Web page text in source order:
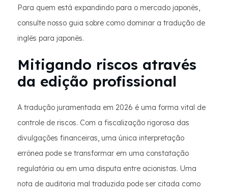
Para quem está expandindo para o mercado japonês,
consulte nosso guia sobre como dominar a tradução de
inglês para japonês.
Mitigando riscos através
da edição profissional
A tradução juramentada em 2026 é uma forma vital de
controle de riscos. Com a fiscalização rigorosa das
divulgações financeiras, uma única interpretação
errônea pode se transformar em uma constatação
regulatória ou em uma disputa entre acionistas. Uma
nota de auditoria mal traduzida pode ser citada como